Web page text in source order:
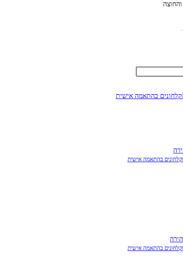
בהתאמה אישית
בהתאמה אישית
בהתאמה אישית